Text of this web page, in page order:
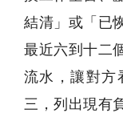
結清」或「已
最近六到十二
流水，讓對方
三，列出現有